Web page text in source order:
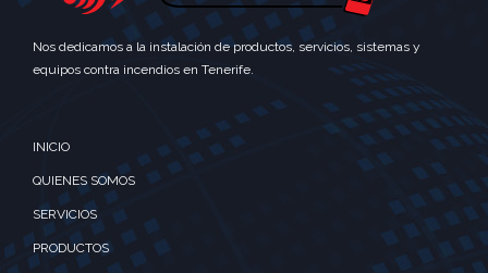
Nos dedicamos a la instalación de productos, servicios, sistemas y
equipos contra incendios en Tenerife.
INICIO
QUIENES SOMOS
SERVICIOS
PRODUCTOS